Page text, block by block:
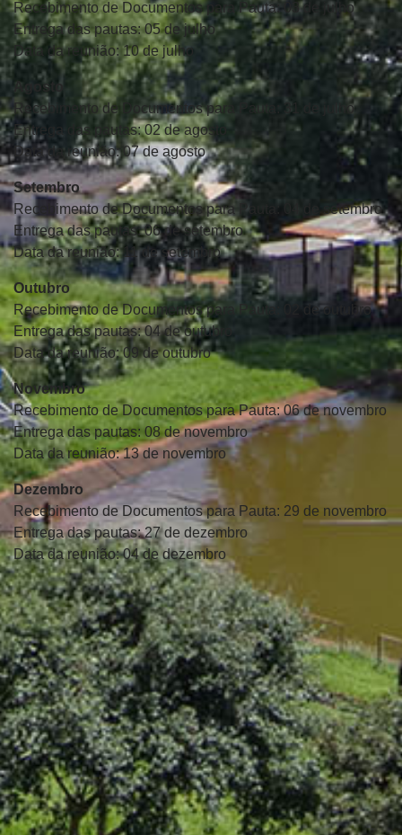
Recebimento de Documentos para Pauta: 03 de julho
Entrega das pautas: 05 de julho
Data da reunião: 10 de julho
Agosto
Recebimento de Documentos para Pauta: 31 de julho
Entrega das pautas: 02 de agosto
Data da reunião: 07 de agosto
Setembro
Recebimento de Documentos para Pauta: 04 de setembro
Entrega das pautas: 06 de setembro
Data da reunião: 11 de setembro
Outubro
Recebimento de Documentos para Pauta: 02 de outubro
Entrega das pautas: 04 de outubro
Data da reunião: 09 de outubro
Novembro
Recebimento de Documentos para Pauta: 06 de novembro
Entrega das pautas: 08 de novembro
Data da reunião: 13 de novembro
Dezembro
Recebimento de Documentos para Pauta: 29 de novembro
Entrega das pautas: 27 de dezembro
Data da reunião: 04 de dezembro